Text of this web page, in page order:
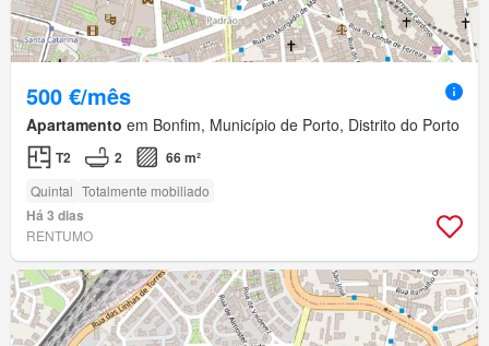
500 €/mês
Apartamento em Bonfim, Município de Porto, Distrito do Porto
T2 2 66 m²
Quintal Totalmente mobiliado
Há 3 dias
RENTUMO